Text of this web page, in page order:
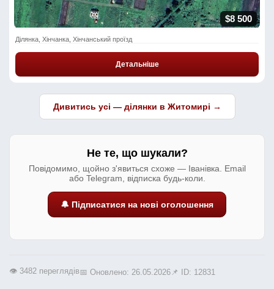
$8 500
Ділянка, Хінчанка, Хінчанський проїзд
Детальніше
Дивитись усі — ділянки в Житомирі →
Не те, що шукали?
Повідомимо, щойно з'явиться схоже — Іванівка. Email
або Telegram, відписка будь-коли.
🔔 Підписатися на нові оголошення
👁️ 3482 переглядів📅 Оновлено: 26.05.2026 📌 ID: 12831